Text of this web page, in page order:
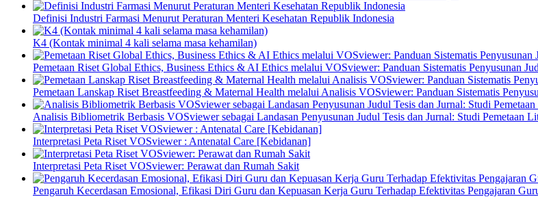
Definisi Industri Farmasi Menurut Peraturan Menteri Kesehatan Republik Indonesia
K4 (Kontak minimal 4 kali selama masa kehamilan)
Pemetaan Riset Global Ethics, Business Ethics & AI Ethics melalui VOSviewer: Panduan Sistematis Penyusunan
Pemetaan Lanskap Riset Breastfeeding & Maternal Health melalui Analisis VOSviewer: Panduan Sistematis
Analisis Bibliometrik Berbasis VOSviewer sebagai Landasan Penyusunan Judul Tesis dan Jurnal: Studi Pemetaan
Interpretasi Peta Riset VOSviewer : Antenatal Care [Kebidanan]
Interpretasi Peta Riset VOSviewer: Perawat dan Rumah Sakit
Pengaruh Kecerdasan Emosional, Efikasi Diri Guru dan Kepuasan Kerja Guru Terhadap Efektivitas Pengajaran